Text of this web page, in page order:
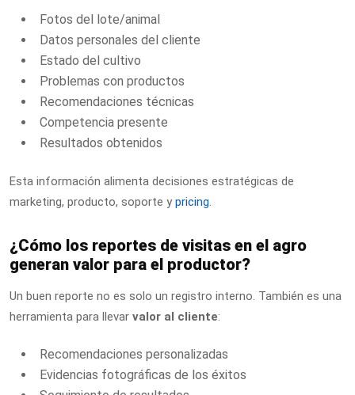
Fotos del lote/animal
Datos personales del cliente
Estado del cultivo
Problemas con productos
Recomendaciones técnicas
Competencia presente
Resultados obtenidos
Esta información alimenta decisiones estratégicas de
marketing, producto, soporte y pricing.
¿Cómo los reportes de visitas en el agro
generan valor para el productor?
Un buen reporte no es solo un registro interno. También es una
herramienta para llevar valor al cliente:
Recomendaciones personalizadas
Evidencias fotográficas de los éxitos